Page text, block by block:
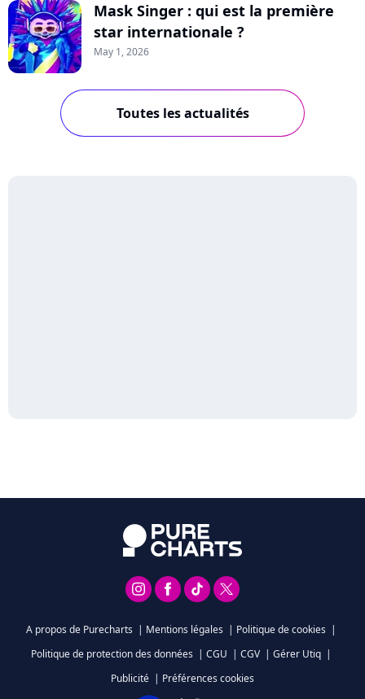
Mask Singer : qui est la première
star internationale ?
May 1, 2026
Toutes les actualités
A propos de Purecharts | Mentions légales | Politique de cookies |
Politique de protection des données | CGU | CGV | Gérer Utiq |
Publicité | Préférences cookies